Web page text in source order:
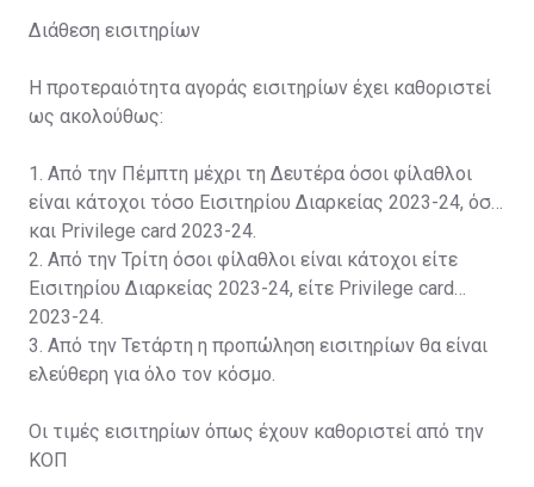
Διάθεση εισιτηρίων
Η προτεραιότητα αγοράς εισιτηρίων έχει καθοριστεί
ως ακολούθως:
1. Από την Πέμπτη μέχρι τη Δευτέρα όσοι φίλαθλοι
είναι κάτοχοι τόσο Εισιτηρίου Διαρκείας 2023-24, όσο
και Privilege card 2023-24.
2. Από την Τρίτη όσοι φίλαθλοι είναι κάτοχοι είτε
Εισιτηρίου Διαρκείας 2023-24, είτε Privilege card
2023-24.
3. Από την Τετάρτη η προπώληση εισιτηρίων θα είναι
ελεύθερη για όλο τον κόσμο.
Οι τιμές εισιτηρίων όπως έχουν καθοριστεί από την
ΚΟΠ